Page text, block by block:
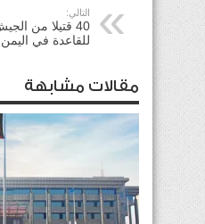
التالي:
40 قتيلا من
للقاعدة في اليمن
مقالات مشابهة